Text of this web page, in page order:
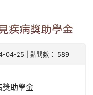
疾病獎助學金
04-25 | 點閱數： 589
助學金